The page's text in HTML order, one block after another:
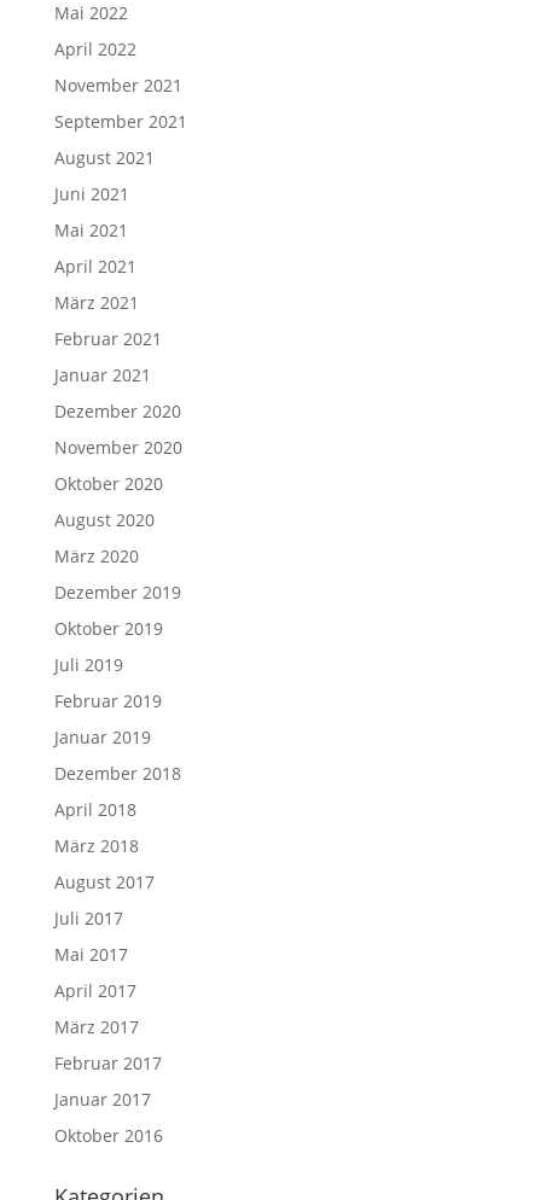
Mai 2022
April 2022
November 2021
September 2021
August 2021
Juni 2021
Mai 2021
April 2021
März 2021
Februar 2021
Januar 2021
Dezember 2020
November 2020
Oktober 2020
August 2020
März 2020
Dezember 2019
Oktober 2019
Juli 2019
Februar 2019
Januar 2019
Dezember 2018
April 2018
März 2018
August 2017
Juli 2017
Mai 2017
April 2017
März 2017
Februar 2017
Januar 2017
Oktober 2016